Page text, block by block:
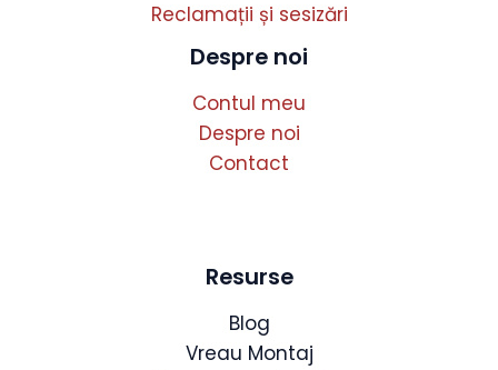
Reclamații și sesizări
Despre noi
Contul meu
Despre noi
Contact
Resurse
Blog
Vreau Montaj